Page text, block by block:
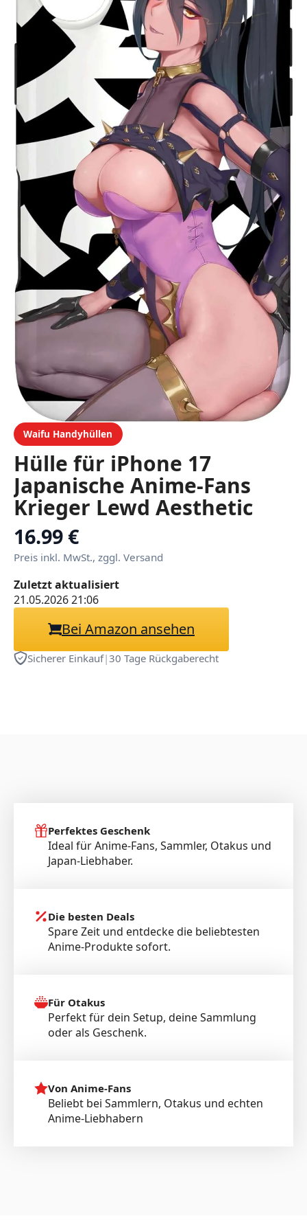
Waifu Handyhüllen
Hülle für iPhone 17
Japanische Anime-Fans
Krieger Lewd Aesthetic
Waifu Otaku
16.99 €
Preis inkl. MwSt., zggl. Versand
Zuletzt aktualisiert
21.05.2026 21:06
Bei Amazon ansehen
Sicherer Einkauf|30 Tage Rückgaberecht
Perfektes Geschenk
Ideal für Anime-Fans, Sammler, Otakus und
Japan-Liebhaber.
Die besten Deals
Spare Zeit und entdecke die beliebtesten
Anime-Produkte sofort.
Für Otakus
Perfekt für dein Setup, deine Sammlung
oder als Geschenk.
Von Anime-Fans
Beliebt bei Sammlern, Otakus und echten
Anime-Liebhabern